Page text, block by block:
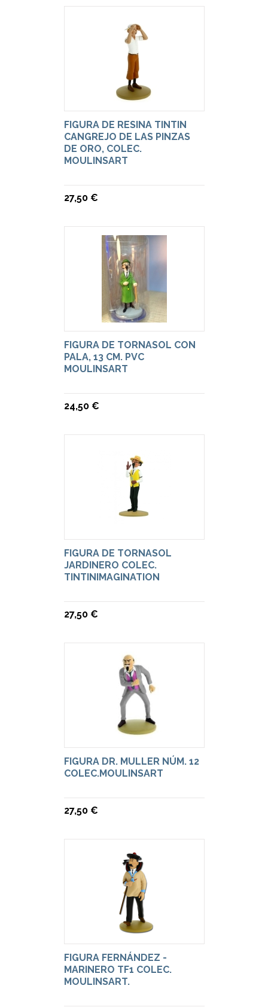
FIGURA DE RESINA TINTIN
CANGREJO DE LAS PINZAS
DE ORO, COLEC.
MOULINSART
27,50 €
FIGURA DE TORNASOL CON
PALA, 13 CM. PVC
MOULINSART
24,50 €
FIGURA DE TORNASOL
JARDINERO COLEC.
TINTINIMAGINATION
27,50 €
FIGURA DR. MULLER NÚM. 12
COLEC.MOULINSART
27,50 €
FIGURA FERNÁNDEZ -
MARINERO TF1 COLEC.
MOULINSART.